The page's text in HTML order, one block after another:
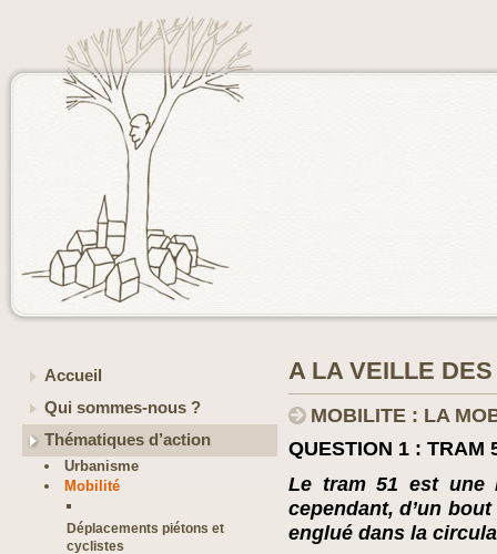
Accueil
Qui sommes-nous ?
Thématiques d’action
Urbanisme
Mobilité
Déplacements piétons et
cyclistes
A LA VEILLE
MOBILITE : LA
QUESTION 1 : TRAM
Le tram 51 est une
cependant, d’un
englué dans la